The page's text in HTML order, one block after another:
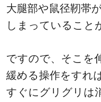
大腿部や鼠径靭帯
しまっていること
ですので、そこを
緩める操作をすれ
すぐにグリグリは